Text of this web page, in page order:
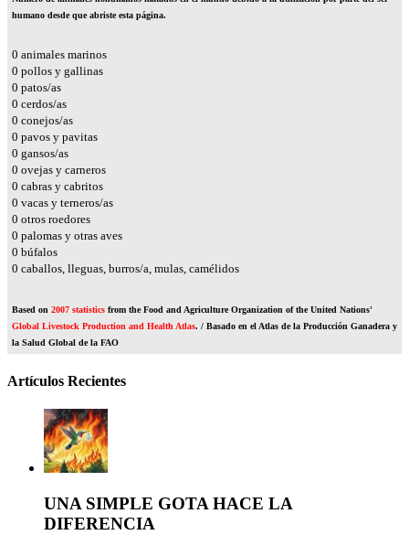
humano desde que abriste esta página.
0 animales marinos
0 pollos y gallinas
0 patos/as
0 cerdos/as
0 conejos/as
0 pavos y pavitas
0 gansos/as
0 ovejas y carneros
0 cabras y cabritos
0 vacas y terneros/as
0 otros roedores
0 palomas y otras aves
0 búfalos
0 caballos, lleguas, burros/a, mulas, camélidos
Based on 2007 statistics from the Food and Agriculture Organization of the United Nations'
Global Livestock Production and Health Atlas. / Basado en el Atlas de la Producción Ganadera y
la Salud Global de la FAO
Artículos Recientes
UNA SIMPLE GOTA HACE LA
DIFERENCIA